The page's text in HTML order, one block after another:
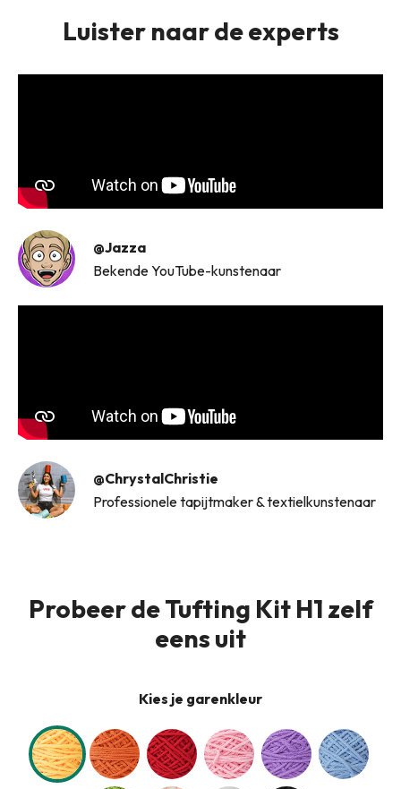
Luister naar de experts
@Jazza
Bekende YouTube-kunstenaar
@ChrystalChristie
Professionele tapijtmaker & textielkunstenaar
Probeer de Tufting Kit H1 zelf
eens uit
Kies je garenkleur